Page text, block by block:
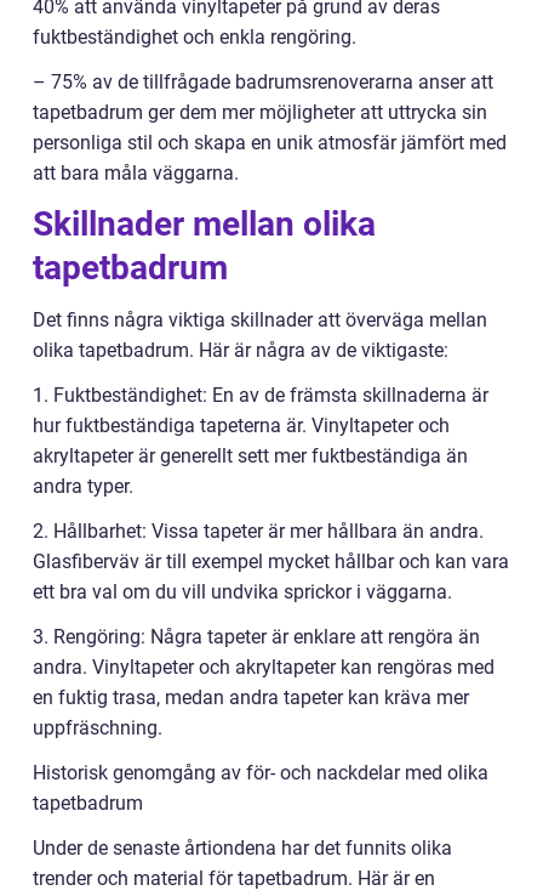
40% att använda vinyltapeter på grund av deras
fuktbeständighet och enkla rengöring.
– 75% av de tillfrågade badrumsrenoverarna anser att
tapetbadrum ger dem mer möjligheter att uttrycka sin
personliga stil och skapa en unik atmosfär jämfört med
att bara måla väggarna.
Skillnader mellan olika
tapetbadrum
Det finns några viktiga skillnader att överväga mellan
olika tapetbadrum. Här är några av de viktigaste:
1. Fuktbeständighet: En av de främsta skillnaderna är
hur fuktbeständiga tapeterna är. Vinyltapeter och
akryltapeter är generellt sett mer fuktbeständiga än
andra typer.
2. Hållbarhet: Vissa tapeter är mer hållbara än andra.
Glasfiberväv är till exempel mycket hållbar och kan vara
ett bra val om du vill undvika sprickor i väggarna.
3. Rengöring: Några tapeter är enklare att rengöra än
andra. Vinyltapeter och akryltapeter kan rengöras med
en fuktig trasa, medan andra tapeter kan kräva mer
uppfräschning.
Historisk genomgång av för- och nackdelar med olika
tapetbadrum
Under de senaste årtiondena har det funnits olika
trender och material för tapetbadrum. Här är en